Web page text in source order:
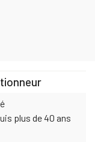
plus de 40 ans